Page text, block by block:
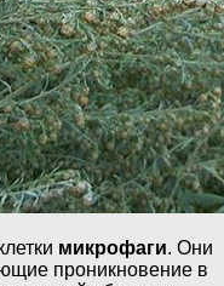
микрофаги. Они
проникновение в